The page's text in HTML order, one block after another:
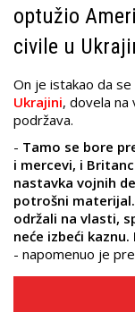
optužio
civile u
On je istakao da se
Ukrajini, dovela na
podržava.
- Tamo se bore
i mercevi, i
nastavka vojnih
potrošni
održali na vlasti,
neće izbeći
- napomenuo je